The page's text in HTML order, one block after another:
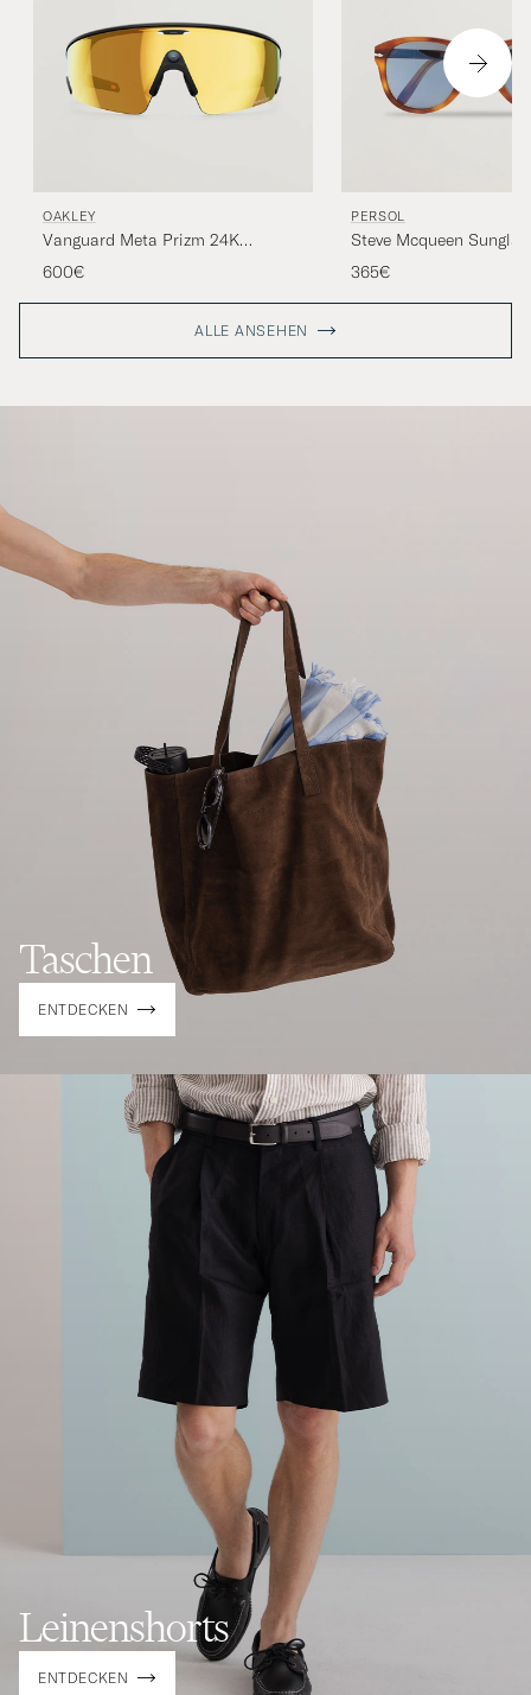
ALLE ANSEHEN
OAKLEY
Vanguard Meta Prizm 24K
Sunglasses Gold
600€
PERSOL
Steve Mcqueen
Havana
365€
Taschen
ENTDECKEN
Leinenshorts
ENTDECKEN